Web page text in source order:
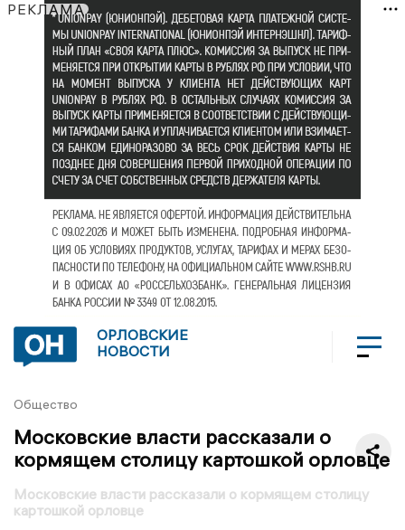
РЕКЛАМА
ОРЛОВСКИЕ
НОВОСТИ
Общество
Московские власти рассказали о
кормящем столицу картошкой орловце
Московские власти рассказали о кормящем столицу
картошкой орловце